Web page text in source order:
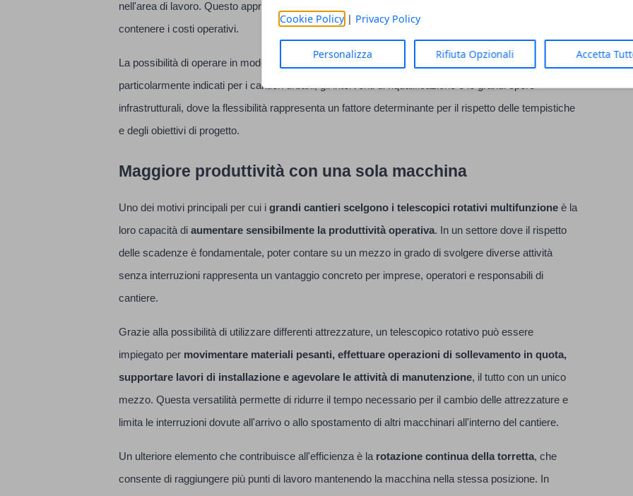
Cookie Policy| Privacy Policy
Personalizza Rifiuta Opzionali Accetta
nell'area di lavoro. Questo approccio contribuisce a migliorare l'organizzazione delle attività e a
contenere i costi operativi.
La possibilità di operare in modo efficiente anche in spazi limitati rende inoltre questi mezzi
particolarmente indicati per i cantieri urbani, gli interventi di riqualificazione e le grandi opere
infrastrutturali, dove la flessibilità rappresenta un fattore determinante per il rispetto delle tempistiche
e degli obiettivi di progetto.
Maggiore produttività con una sola macchina
Uno dei motivi principali per cui i grandi cantieri scelgono i telescopici rotativi multifunzione è la
loro capacità di aumentare sensibilmente la produttività operativa. In un settore dove il rispetto
delle scadenze è fondamentale, poter contare su un mezzo in grado di svolgere diverse attività
senza interruzioni rappresenta un vantaggio concreto per imprese, operatori e responsabili di
cantiere.
Grazie alla possibilità di utilizzare differenti attrezzature, un telescopico rotativo può essere
impiegato per movimentare materiali pesanti, effettuare operazioni di sollevamento in quota,
supportare lavori di installazione e agevolare le attività di manutenzione, il tutto con un unico
mezzo. Questa versatilità permette di ridurre il tempo necessario per il cambio delle attrezzature e
limita le interruzioni dovute all'arrivo o allo spostamento di altri macchinari all'interno del cantiere.
Un ulteriore elemento che contribuisce all'efficienza è la rotazione continua della torretta, che
consente di raggiungere più punti di lavoro mantenendo la macchina nella stessa posizione. In